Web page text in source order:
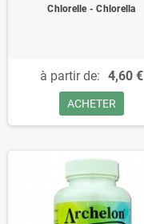
Chlorelle - Chlorella
à partir de: 4,60 €
ACHETER